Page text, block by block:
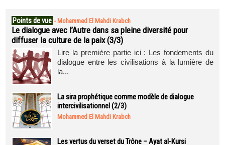
Points de vue - Mohammed El Mahdi Krabch
Le dialogue avec l’Autre dans sa pleine diversité pour
diffuser la culture de la paix (3/3)
Lire la première partie ici : Les fondements du
dialogue entre les civilisations à la lumière de
la...
La sira prophétique comme modèle de dialogue
intercivilisationnel (2/3)
Mohammed El Mahdi Krabch
Les vertus du verset du Trône – Ayat al-Kursi